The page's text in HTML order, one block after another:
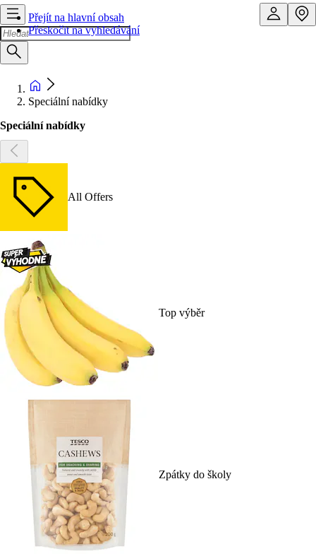
Přejít na hlavní obsah
Přeskočit na vyhledávání
Speciální nabídky
Speciální nabídky
All Offers
Top výběr
Zpátky do školy